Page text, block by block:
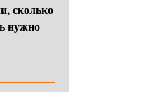
сколько
нужно